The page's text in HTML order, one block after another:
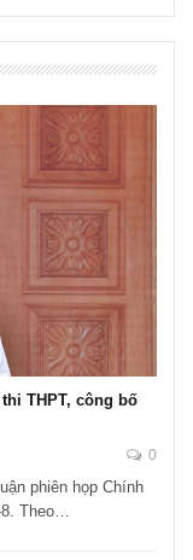
THPT, công bố
0
phiên họp Chính
8. Theo…